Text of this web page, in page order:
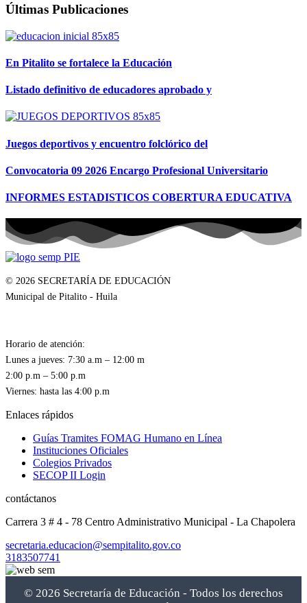
Últimas Publicaciones
En Pitalito se fortalece la Educación
Listado definitivo de educadores aprobado y
Juegos deportivos y encuentro folclórico del
Convocatoria 09 2026 Encargo Profesional Universitario
INFORMES ESTADISTICOS COBERTURA EDUCATIVA
© 2026 SECRETARÍA DE EDUCACIÓN
Municipal de Pitalito - Huila
Horario de atención:
Lunes a jueves: 7:30 a.m – 12:00 m
2:00 p.m – 5:00 p.m
Enlaces rápidos
Guías Tramites FOMAG Humano en Línea
Instituciones Oficiales
Colegios Privados
SECOP II Login
contáctanos
Carrera 3 # 4 - 78 Centro Administrativo Municipal - La Chapolera
secretaria.educacion@sempitalito.gov.co
3183507741